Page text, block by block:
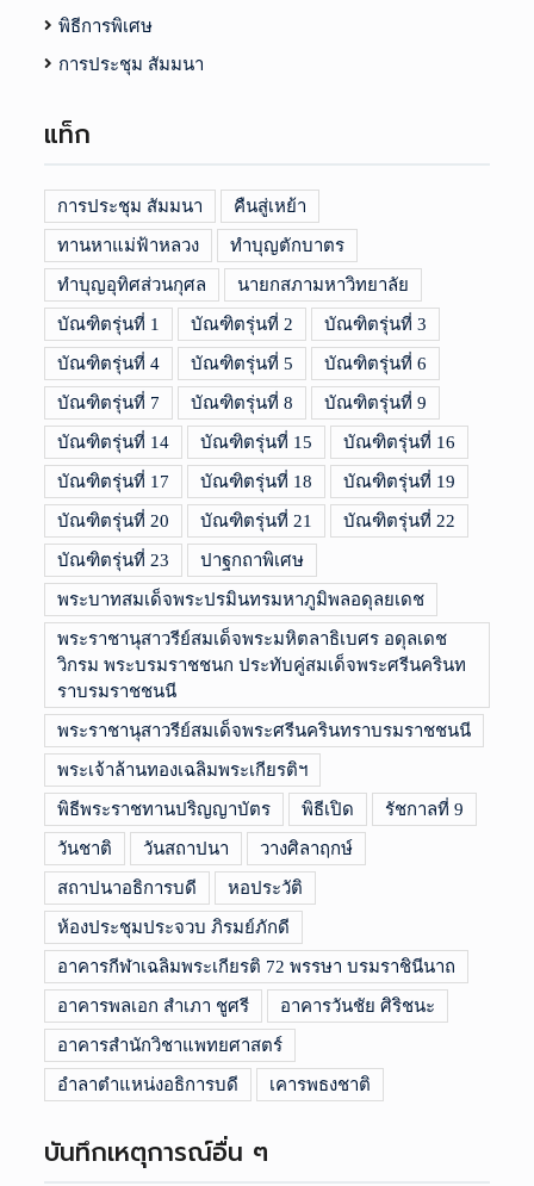
พิธีการพิเศษ
การประชุม สัมมนา
แท็ก
การประชุม สัมมนา คืนสู่เหย้า
ทานหาแม่ฟ้าหลวง ทำบุญตักบาตร
ทำบุญอุทิศส่วนกุศล นายกสภามหาวิทยาลัย
บัณฑิตรุ่นที่ 1 บัณฑิตรุ่นที่ 2 บัณฑิตรุ่นที่ 3
บัณฑิตรุ่นที่ 4 บัณฑิตรุ่นที่ 5 บัณฑิตรุ่นที่ 6
บัณฑิตรุ่นที่ 7 บัณฑิตรุ่นที่ 8 บัณฑิตรุ่นที่ 9
บัณฑิตรุ่นที่ 14 บัณฑิตรุ่นที่ 15 บัณฑิตรุ่นที่ 16
บัณฑิตรุ่นที่ 17 บัณฑิตรุ่นที่ 18 บัณฑิตรุ่นที่ 19
บัณฑิตรุ่นที่ 20 บัณฑิตรุ่นที่ 21 บัณฑิตรุ่นที่ 22
บัณฑิตรุ่นที่ 23 ปาฐกถาพิเศษ
พระบาทสมเด็จพระปรมินทรมหาภูมิพลอดุลยเดช
พระราชานุสาวรีย์สมเด็จพระมหิตลาธิเบศร อดุลเดช
วิกรม พระบรมราชชนก ประทับคู่สมเด็จพระศรีนครินท
ราบรมราชชนนี
พระราชานุสาวรีย์สมเด็จพระศรีนครินทราบรมราชชนนี
พระเจ้าล้านทองเฉลิมพระเกียรติฯ
พิธีพระราชทานปริญญาบัตร พิธีเปิด รัชกาลที่ 9
วันชาติ วันสถาปนา วางศิลาฤกษ์
สถาปนาอธิการบดี หอประวัติ
ห้องประชุมประจวบ ภิรมย์ภักดี
อาคารกีฬาเฉลิมพระเกียรติ 72 พรรษา บรมราชินีนาถ
อาคารพลเอก สำเภา ชูศรี อาคารวันชัย ศิริชนะ
อาคารสำนักวิชาแพทยศาสตร์
อำลาตำแหน่งอธิการบดี เคารพธงชาติ
บันทึกเหตุการณ์อื่น ๆ